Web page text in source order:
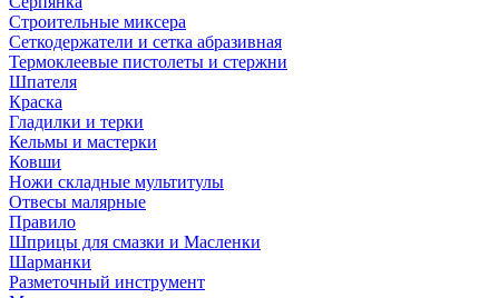
Строительные миксера
Сеткодержатели и сетка абразивная
Термоклеевые пистолеты и стержни
Шпателя
Краска
Гладилки и терки
Кельмы и мастерки
Ковши
Ножи складные мультитулы
Отвесы малярные
Правило
Шприцы для смазки и Масленки
Шарманки
Разметочный инструмент